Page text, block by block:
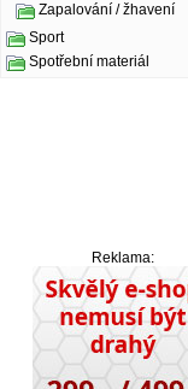
Zapalování / žhavení
Sport
Spotřební materiál
Reklama: